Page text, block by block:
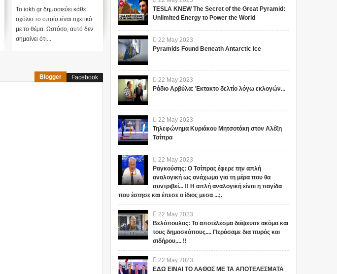
Το iokh.gr δημοσιεύει κάθε
σχόλιο το οποίο είναι σχετικό
με το θέμα. Ωστόσο, αυτό δεν
σημαίνει ότι...
13/11/2015...
Το iokh.gr δημοσιεύει κάθε
σχόλιο το οποίο είναι σχετικό
με το θέμα. Ωστόσο, αυτό δεν
σημαίνει ότι...
Το iokh.gr δημοσιεύει κάθε
σχόλιο το οποίο είναι σχετικό
με το θέμα. Ωστόσο, αυτό δεν
Blogger Facebook
TESLA KNEW The Secret of the Great Pyramid:
Unlimited Energy to Power the World
22 May 2023
Pyramids Found Beneath Antarctic Ice
22 May 2023
Ράδιο Αρβύλα: Έκτακτο δελτίο λόγω εκλογών...
22 May 2023
Τηλεφώνημα Κυριάκου Μητσοτάκη στον Αλέξη
Τσίπρα
22 May 2023
Ραγκούσης: Ο Τσίπρας έφερε την απλή
αναλογική ως ανάχωμα για τη μέρα που θα
συντριβεί... !! Η απλή αναλογική είναι η παγίδα
που έστησε και έπεσε ο ίδιος μεσα ...;.
22 May 2023
Βελόπουλος: Το αποτέλεσμα διέψευσε ακόμα και
τους δημοσκόπους.... Περάσαμε δια πυρός και
σιδήρου.... !!
22 May 2023
ΕΔΩ ΕΙΝΑΙ ΤΟ ΛΑΘΟΣ ΜΕ ΤΑ ΑΠΟΤΕΛΕΣΜΑΤΑ